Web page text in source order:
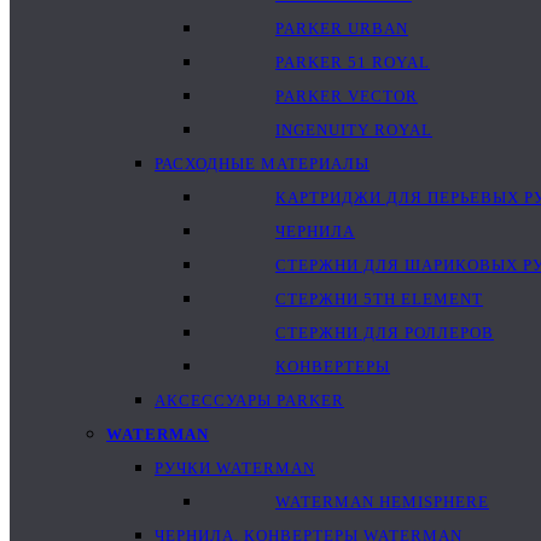
PARKER URBAN
PARKER 51 ROYAL
PARKER VECTOR
INGENUITY ROYAL
РАСХОДНЫЕ МАТЕРИАЛЫ
КАРТРИДЖИ ДЛЯ ПЕРЬЕВЫХ
ЧЕРНИЛА
СТЕРЖНИ ДЛЯ ШАРИКОВЫХ
СТЕРЖНИ 5TH ELEMENT
СТЕРЖНИ ДЛЯ РОЛЛЕРОВ
КОНВЕРТЕРЫ
АКСЕССУАРЫ PARKER
WATERMAN
РУЧКИ WATERMAN
WATERMAN HEMISPHERE
ЧЕРНИЛА, КОНВЕРТЕРЫ WATERMAN